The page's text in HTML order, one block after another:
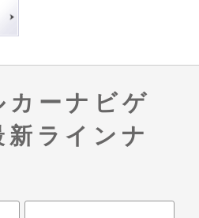
カーナビゲ
ラインナ